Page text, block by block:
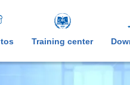
Training center